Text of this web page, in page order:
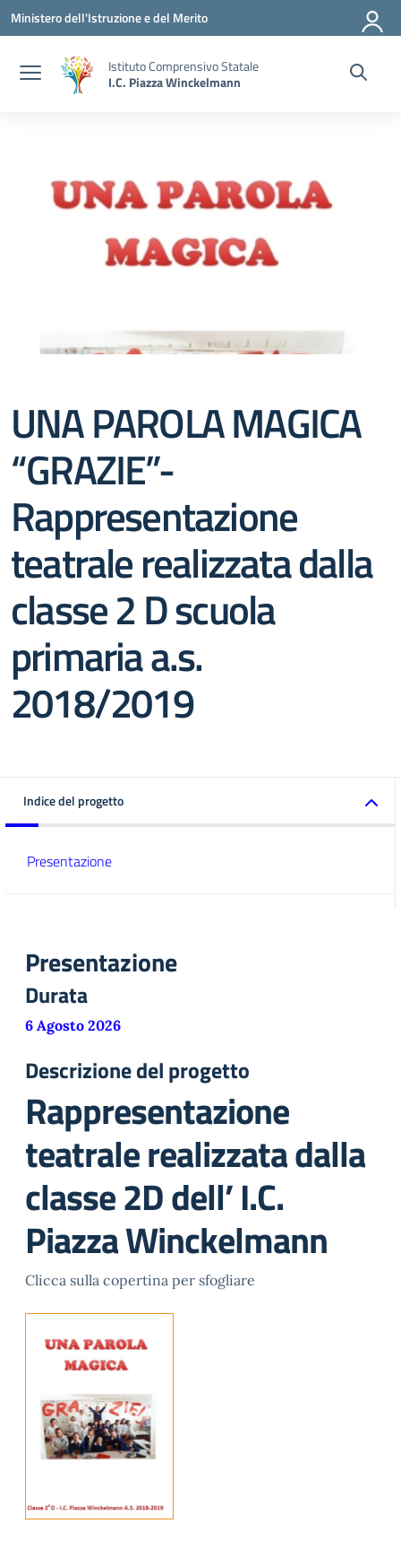
Vai ai contenuti
Vai al menu di navigazione
Vai al footer
Ministero dell'Istruzione e del Merito
Istituto Comprensivo Statale
I.C. Piazza Winckelmann
UNA PAROLA MAGICA
“GRAZIE”-
Rappresentazione
teatrale realizzata dalla
classe 2 D scuola
primaria a.s.
2018/2019
Indice del progetto
Presentazione
Presentazione
Durata
6 Agosto 2026
Descrizione del progetto
Rappresentazione
teatrale realizzata dalla
classe 2D dell’ I.C.
Piazza Winckelmann
Clicca sulla copertina per sfogliare